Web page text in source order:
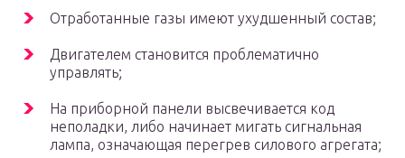
Отработанные газы имеют ухудшенный состав;
Двигателем становится проблематично
управлять;
На приборной панели высвечивается код
неполадки, либо начинает мигать сигнальная
лампа, означающая перегрев силового агрегата;